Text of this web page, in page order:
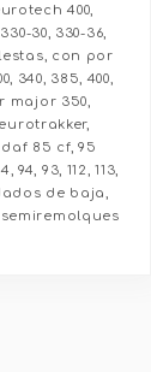
400,
30, 330-36,
con por
340, 385, 400,
major 350,
daf 85 cf, 95
94, 93, 112, 113,
de baja,